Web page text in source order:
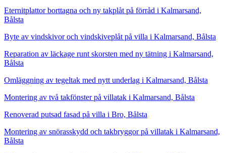
Eternitplattor borttagna och ny takplåt på förråd i Kalmarsand,
Bålsta
Byte av vindskivor och vindskiveplåt på villa i Kalmarsand, Bålsta
Reparation av läckage runt skorsten med ny tätning i Kalmarsand,
Bålsta
Omläggning av tegeltak med nytt underlag i Kalmarsand, Bålsta
Montering av två takfönster på villatak i Kalmarsand, Bålsta
Renoverad putsad fasad på villa i Bro, Bålsta
Montering av snörasskydd och takbryggor på villatak i Kalmarsand,
Bålsta